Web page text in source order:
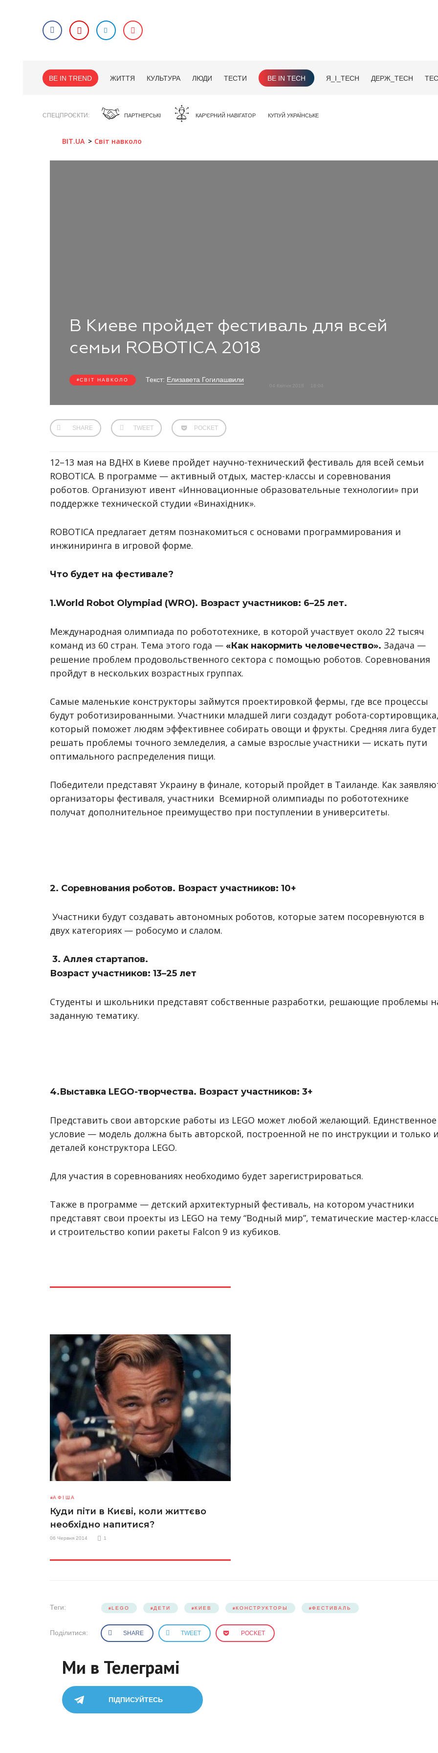
BE IN TREND ЖИТТЯ КУЛЬТУРА ЛЮДИ ТЕСТИ BE IN TECH Я_І_TECH ДЕРЖ_TECH
СПЕЦПРОЄКТИ ПАРТНЕРСЬКІ КАР'ЄРНИЙ НАВІГАТОР КУПУЙ УКРАЇНСЬКЕ
BIT.UA Світ навколо
В Киеве пройдет фестиваль для всей
семьи ROBOTICA 2018
СВІТ НАВКОЛО Текст: Елизавета Гогилашвили
SHARE TWEET POCKET
12–13 мая на ВДНХ в Киеве пройдет научно-технический фестиваль для всей семьи
ROBOTICA. В программе — активный отдых, мастер-классы и соревнования
роботов. Организуют ивент «Инновационные образовательные технологии» при
поддержке технической студии «Винахідник».
ROBOTICA предлагает детям познакомиться с основами программирования и
инжиниринга в игровой форме.
Что будет на фестивале?
1.World Robot Olympiad (WRO). Возраст участников: 6–25 лет.
Международная олимпиада по робототехнике, в которой участвует около 22 тысяч
команд из 60 стран. Тема этого года — «Как накормить человечество». Задача —
решение проблем продовольственного сектора с помощью роботов. Соревнования
пройдут в нескольких возрастных группах.
Самые маленькие конструкторы займутся проектировкой фермы, где все процессы
будут роботизированными. Участники младшей лиги создадут робота-
который поможет людям эффективнее собирать овощи и фрукты. Средняя лига будет
решать проблемы точного земледелия, а самые взрослые участники — искать пути
оптимального распределения пищи.
Победители представят Украину в финале, который пройдет в Таиланде. Как
организаторы фестиваля, участники Всемирной олимпиады по робототехнике
получат дополнительное преимущество при поступлении в университеты.
2. Соревнования роботов. Возраст участников: 10+
Участники будут создавать автономных роботов, которые затем посоревнуются в
двух категориях — робосумо и слалом.
3. Аллея стартапов.
Возраст участников: 13–25 лет
Студенты и школьники представят собственные разработки, решающие проблемы
заданную тематику.
4.Выставка LEGO-творчества. Возраст участников: 3+
Представить свои авторские работы из LEGO может любой желающий. Единственное
условие — модель должна быть авторской, построенной не по инструкции и только
деталей конструктора LEGO.
Для участия в соревнованиях необходимо будет зарегистрироваться.
Также в программе — детский архитектурный фестиваль, на котором участники
представят свои проекты из LEGO на тему “Водный мир”, тематические мастер-
и строительство копии ракеты Falcon 9 из кубиков.
АФІША
Куди піти в Києві, коли життєво
необхідно напитися?
06 Червня 2014 1
Теги: LEGO ДЕТИ КИЕВ КОНСТРУКТОРЫ ФЕСТИВАЛЬ
Поділитися: SHARE TWEET POCKET
Ми в Телеграмі
ПІДПИСУЙТЕСЬ